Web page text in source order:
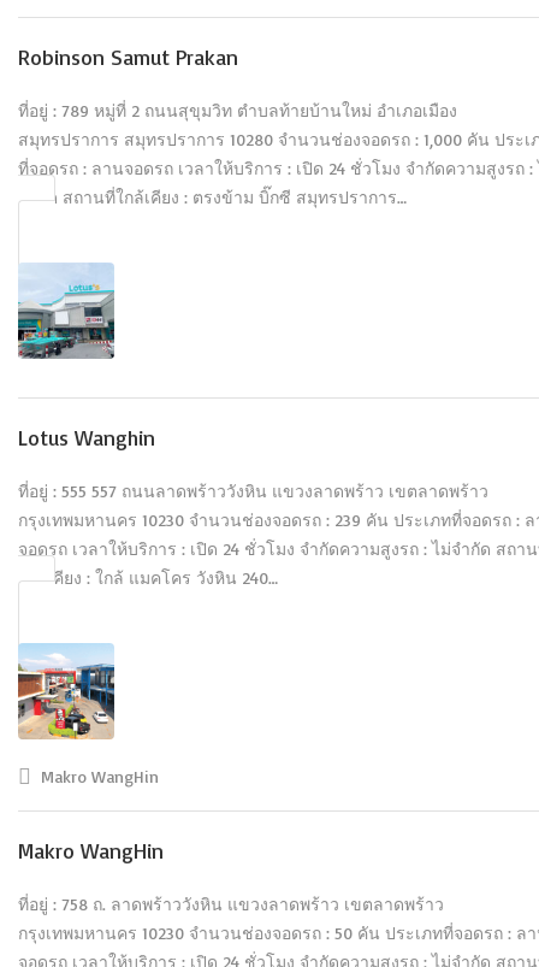
Robinson Samut Prakan
ที่อยู่ : 789 หมู่ที่ 2 ถนนสุขุมวิท ตำบลท้ายบ้านใหม่ อำเภอเมือง
สมุทรปราการ สมุทรปราการ 10280 จำนวนช่องจอดรถ : 1,000 คัน ประเ
ที่จอดรถ : ลานจอดรถ เวลาให้บริการ : เปิด 24 ชั่วโมง จำกัดความสูงรถ :
จำกัด สถานที่ใกล้เคียง : ตรงข้าม บิ๊กซี สมุทรปราการ…
Lotus Wanghin
ที่อยู่ : 555 557 ถนนลาดพร้าววังหิน แขวงลาดพร้าว เขตลาดพร้าว
กรุงเทพมหานคร 10230 จำนวนช่องจอดรถ : 239 คัน ประเภทที่จอดรถ :
จอดรถ เวลาให้บริการ : เปิด 24 ชั่วโมง จำกัดความสูงรถ : ไม่จำกัด สถา
ใกล้เคียง : ใกล้ แมคโคร วังหิน 240…
Makro WangHin
Makro WangHin
ที่อยู่ : 758 ถ. ลาดพร้าววังหิน แขวงลาดพร้าว เขตลาดพร้าว
กรุงเทพมหานคร 10230 จำนวนช่องจอดรถ : 50 คัน ประเภทที่จอดรถ : ล
จอดรถ เวลาให้บริการ : เปิด 24 ชั่วโมง จำกัดความสูงรถ : ไม่จำกัด สถา